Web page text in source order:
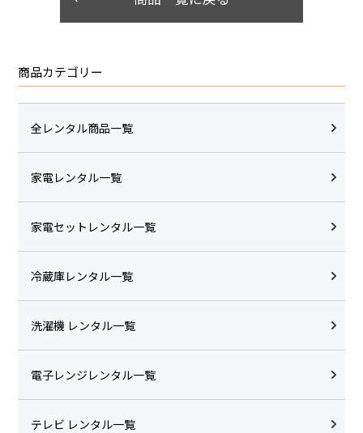
商品カテゴリー
全レンタル商品一覧
家電レンタル一覧
家電セットレンタル一覧
冷蔵庫レンタル一覧
洗濯機 レンタル一覧
電子レンジレンタル一覧
テレビ レンタル一覧